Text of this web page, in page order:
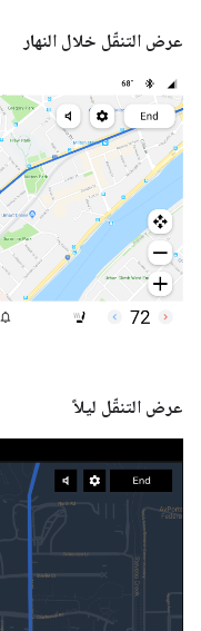
عرض التنقّل خلال النهار
عرض التنقّل ليلاً